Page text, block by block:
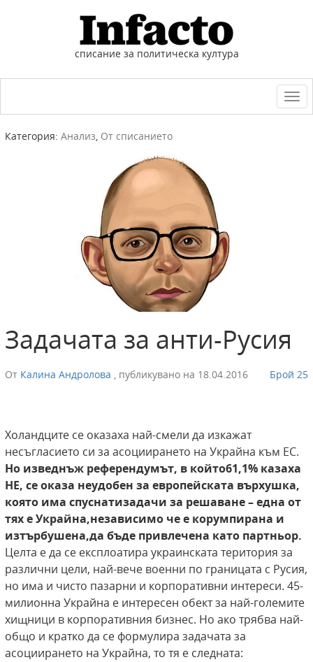
списание за политическа култура
Категория: Анализ, От списанието
Задачата за анти-Русия
От Калина Андролова , публикувано на 18.04.2016 Брой 25
Холандците се оказаха най-смели да изкажат
несъгласието си за асоциирането на Украйна към ЕС.
Но изведнъж референдумът, в който61,1% казаха
НЕ, се оказа неудобен за европейската върхушка,
която има спуснатизадачи за решаване – една от
тях е Украйна,независимо че е корумпирана и
изтърбушена,да бъде привлечена като партньор.
Целта е да се експлоатира украинската територия за
различни цели, най-вече военни по границата с Русия,
но има и чисто пазарни и корпоративни интереси. 45-
милионна Украйна е интересен обект за най-големите
хищници в корпоративния бизнес. Но ако трябва най-
общо и кратко да се формулира задачата за
асоциирането на Украйна, то тя е следната: